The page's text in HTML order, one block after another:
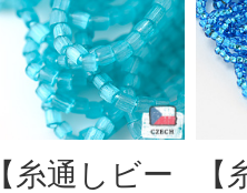
【糸通しビー